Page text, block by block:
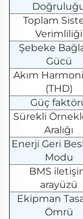
Toplam
Verimliliği
Şebeke
Gücü
Akım
(THD)
Güç
Sürekli
Aralığı
Enerji Geri
Modu
BMS
arayüzü
Ekipman
Ömrü